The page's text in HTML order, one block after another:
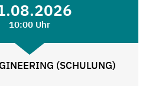
10:00 Uhr
(SCHULUNG)